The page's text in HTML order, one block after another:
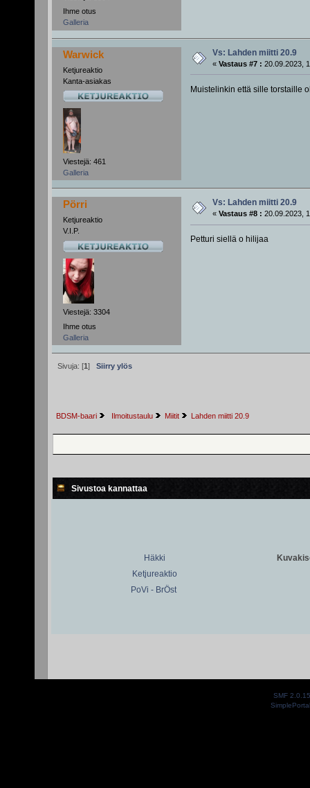
Ihme otus
Galleria
Warwick
Ketjureaktio
Kanta-asiakas
Viestejä: 461
Galleria
Vs: Lahden miitti 20.9
« Vastaus #7 : 20.09.2023,
Muistelinkin että sille torstaille
Pörri
Ketjureaktio
V.I.P.
Viestejä: 3304
Ihme otus
Galleria
Vs: Lahden miitti 20.9
« Vastaus #8 : 20.09.2023,
Petturi siellä o hilijaa
Sivuja: [1 ] Siirry ylös
BDSM-baari Ilmoitustaulu Miitit Lahden miitti 20.9
Sivustoa kannattaa
Häkki
Ketjureaktio
PoVi - BrÖst
SMF 2.0.15